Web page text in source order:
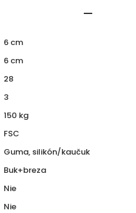
6 cm
6 cm
28
3
150 kg
FSC
Guma, silikón/kaučuk
Buk+breza
Nie
Nie